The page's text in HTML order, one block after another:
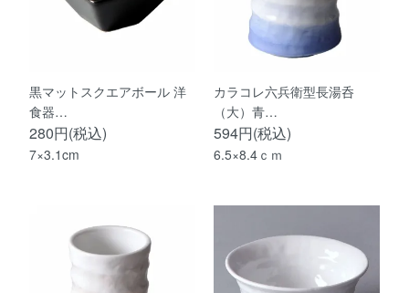
黒マットスクエアボール 洋
食器…
280円(税込)
7×3.1cm
カラコレ六兵衛型長湯呑
（大）青…
594円(税込)
6.5×8.4ｃｍ